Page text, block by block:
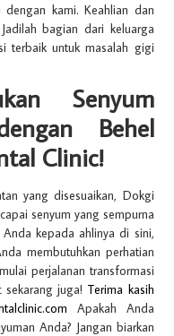
kami. Keahlian dan
bagian dari keluarga
terbaik untuk masalah gigi
Senyum
Behel
Clinic!
yang disesuaikan, Dokgi
senyum yang sempurna
kepada ahlinya di sini,
membutuhkan perhatian
perjalanan transformasi
juga! Terima kasih
Apakah Anda
Anda? Jangan biarkan